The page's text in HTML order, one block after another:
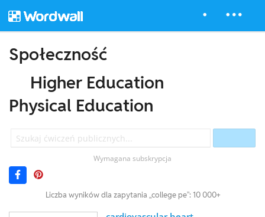
Społeczność
Higher Education
Physical Education
Wymagana subskrypcja
Liczba wyników dla zapytania „college pe”: 10 000+